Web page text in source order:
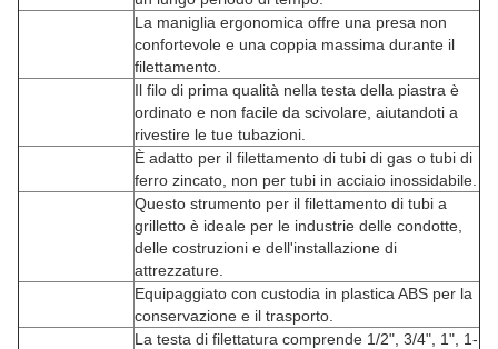
La maniglia ergonomica offre una presa non
confortevole e una coppia massima durante il
filettamento.
Il filo di prima qualità nella testa della piastra è
ordinato e non facile da scivolare, aiutandoti a
rivestire le tue tubazioni.
È adatto per il filettamento di tubi di gas o tubi di
ferro zincato, non per tubi in acciaio inossidabile.
Questo strumento per il filettamento di tubi a
grilletto è ideale per le industrie delle condotte,
delle costruzioni e dell'installazione di
attrezzature.
Equipaggiato con custodia in plastica ABS per la
conservazione e il trasporto.
La testa di filettatura comprende 1/2", 3/4", 1", 1-